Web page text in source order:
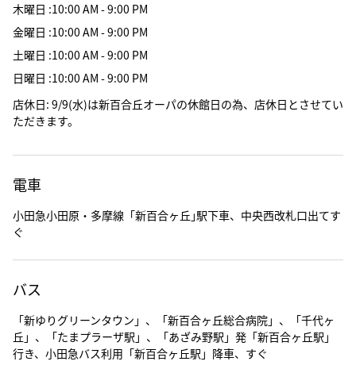
木曜日 :10:00 AM - 9:00 PM
金曜日 :10:00 AM - 9:00 PM
土曜日 :10:00 AM - 9:00 PM
日曜日 :10:00 AM - 9:00 PM
店休日: 9/9(水)は新百合丘オーパの休館日の為、店休日とさせてい
ただきます。
電車
小田急小田原・多摩線「新百合ヶ丘｣駅下車、中央西改札口出てす
ぐ
バス
「新ゆりグリーンタウン」、「新百合ヶ丘総合病院」、「千代ヶ
丘」、「たまプラーザ駅」、「あざみ野駅」発「新百合ヶ丘駅」
行き、小田急バス利用「新百合ヶ丘駅」降車、すぐ